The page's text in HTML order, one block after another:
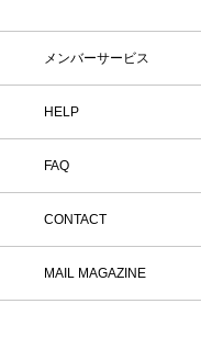
メンバーサービス
HELP
FAQ
CONTACT
MAIL MAGAZINE